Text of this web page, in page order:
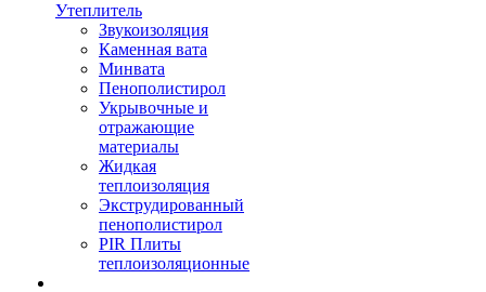
Утеплитель
Звукоизоляция
Каменная вата
Минвата
Пенополистирол
Укрывочные и
отражающие
материалы
Жидкая
теплоизоляция
Экструдированный
пенополистирол
PIR Плиты
теплоизоляционные